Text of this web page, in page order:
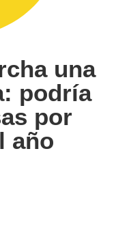
una
podría
por
año